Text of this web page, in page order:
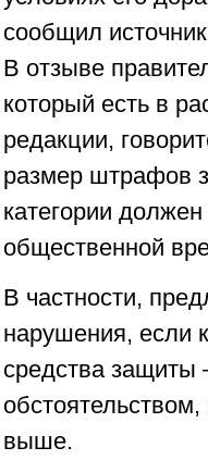
сообщил
В отзыве
который есть в
редакции,
размер штрафов
категории
общественной
В частности,
нарушения, если
средства защиты
выше.